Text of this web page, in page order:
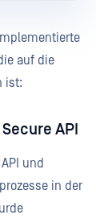
auf die
ist:
API
und
in der